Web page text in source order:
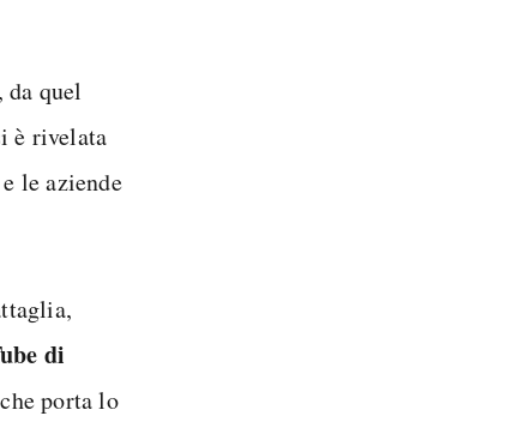
quel
è rivelata
le aziende
di
porta lo